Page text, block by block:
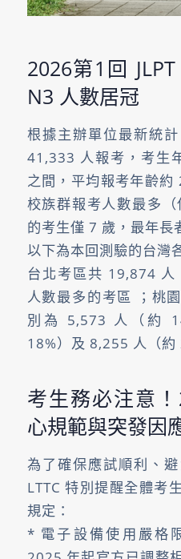
2026第1回
N3 人數居冠
根據主辦單位最新統
41,333 人報考，考生
之間，平均報考年齡
校族群報考人數最多
的考生僅 7 歲，最年長
以下為本回測驗的台灣
台北考區共 19,874 人
人數最多的考區 ；桃
別為 5,573 人（約
18%）及 8,255 人（約
考生務必注意
心規範與突發因
為了確保應試順利、
LTTC 特別提醒全體考
規定：
* 電子設備使用嚴格